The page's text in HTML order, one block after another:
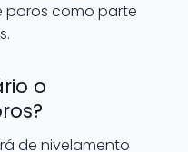
poros como parte
o
de nivelamento